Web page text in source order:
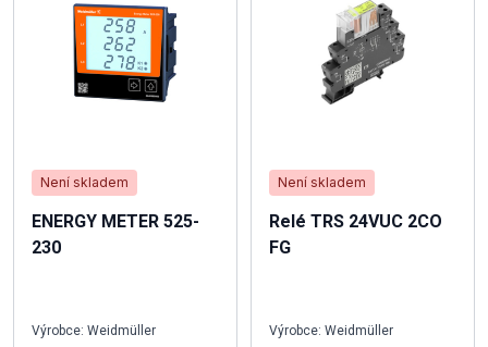
Není skladem
ENERGY METER 525-
230
Výrobce: Weidmüller
Není skladem
Relé TRS 24VUC 2CO
FG
Výrobce: Weidmüller